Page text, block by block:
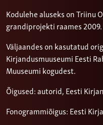
Kodulehe aluseks on Triinu
grandiprojekti raames
Väljaandes on kasutatud
Kirjandusmuuseumi Eesti
Muuseumi kogudest.
Õigused: autorid, Eesti
Fonogrammiõigus: Eesti